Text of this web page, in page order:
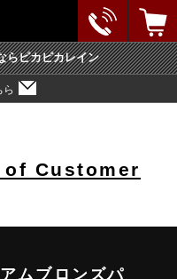
らピカピカレイン
ら
of Customer
ムブロンズパ